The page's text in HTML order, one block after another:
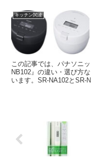
キッチン関連
この記事では、パナソニ
NB102』の違い・選び方
います。SR-NA102とSR-